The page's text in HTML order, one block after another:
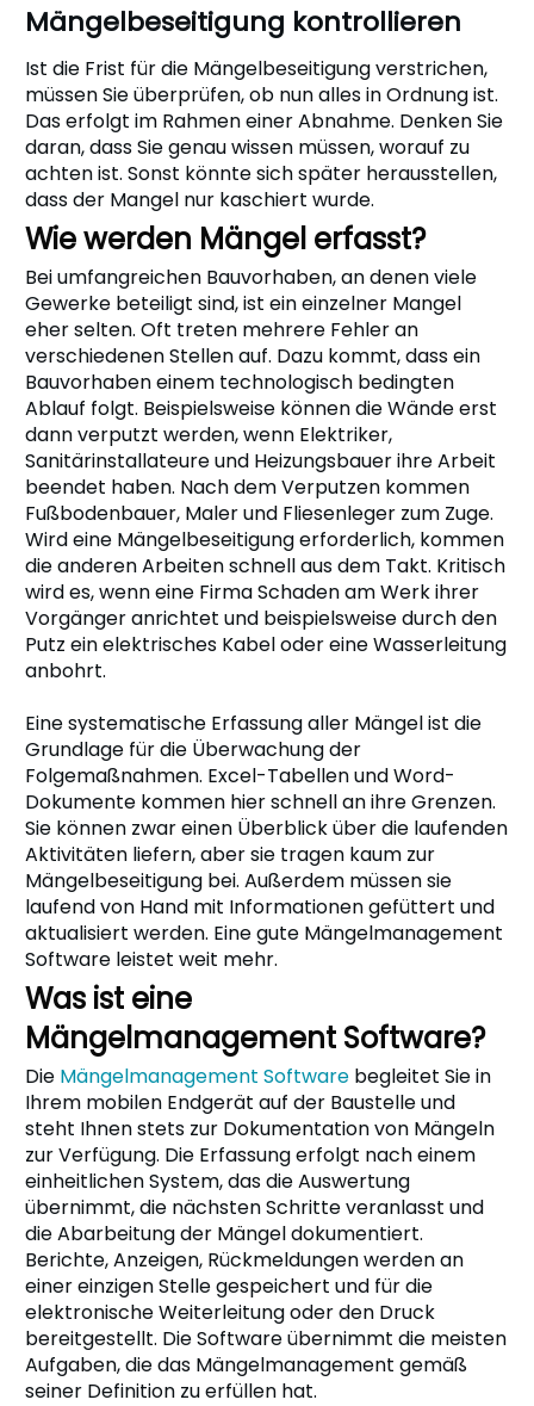
Mängelbeseitigung kontrollieren
Ist die Frist für die Mängelbeseitigung verstrichen,
müssen Sie überprüfen, ob nun alles in Ordnung ist.
Das erfolgt im Rahmen einer Abnahme. Denken Sie
daran, dass Sie genau wissen müssen, worauf zu
achten ist. Sonst könnte sich später herausstellen,
dass der Mangel nur kaschiert wurde.
Wie werden Mängel erfasst?
Bei umfangreichen Bauvorhaben, an denen viele
Gewerke beteiligt sind, ist ein einzelner Mangel
eher selten. Oft treten mehrere Fehler an
verschiedenen Stellen auf. Dazu kommt, dass ein
Bauvorhaben einem technologisch bedingten
Ablauf folgt. Beispielsweise können die Wände erst
dann verputzt werden, wenn Elektriker,
Sanitärinstallateure und Heizungsbauer ihre Arbeit
beendet haben. Nach dem Verputzen kommen
Fußbodenbauer, Maler und Fliesenleger zum Zuge.
Wird eine Mängelbeseitigung erforderlich, kommen
die anderen Arbeiten schnell aus dem Takt. Kritisch
wird es, wenn eine Firma Schaden am Werk ihrer
Vorgänger anrichtet und beispielsweise durch den
Putz ein elektrisches Kabel oder eine Wasserleitung
anbohrt.
Eine systematische Erfassung aller Mängel ist die
Grundlage für die Überwachung der
Folgemaßnahmen. Excel-Tabellen und Word-
Dokumente kommen hier schnell an ihre Grenzen.
Sie können zwar einen Überblick über die laufenden
Aktivitäten liefern, aber sie tragen kaum zur
Mängelbeseitigung bei. Außerdem müssen sie
laufend von Hand mit Informationen gefüttert und
aktualisiert werden. Eine gute Mängelmanagement
Software leistet weit mehr.
Was ist eine
Mängelmanagement Software?
Die Mängelmanagement Software begleitet Sie in
Ihrem mobilen Endgerät auf der Baustelle und
steht Ihnen stets zur Dokumentation von Mängeln
zur Verfügung. Die Erfassung erfolgt nach einem
einheitlichen System, das die Auswertung
übernimmt, die nächsten Schritte veranlasst und
die Abarbeitung der Mängel dokumentiert.
Berichte, Anzeigen, Rückmeldungen werden an
einer einzigen Stelle gespeichert und für die
elektronische Weiterleitung oder den Druck
bereitgestellt. Die Software übernimmt die meisten
Aufgaben, die das Mängelmanagement gemäß
seiner Definition zu erfüllen hat.